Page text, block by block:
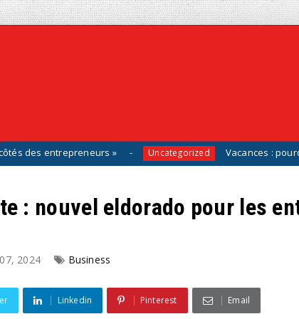
» Uncategorized Vacances : pourquoi a-t-on
: nouvel eldorado pour les
2024 Business
Linkedin Pinterest Email